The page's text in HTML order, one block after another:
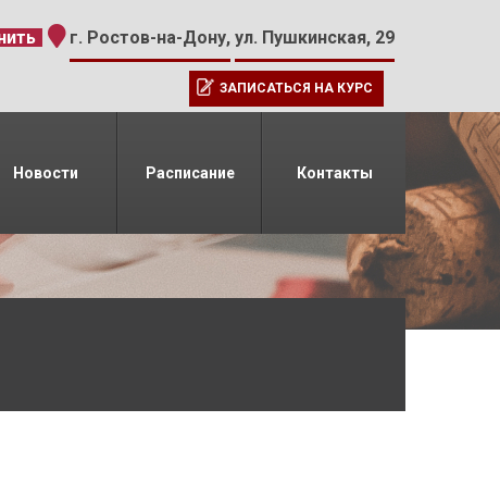
15 г. Ростов-на-Дону, ул. Пушкинская, 29
ЗАПИСАТЬСЯ НА КУРС
Новости Расписание Контакты